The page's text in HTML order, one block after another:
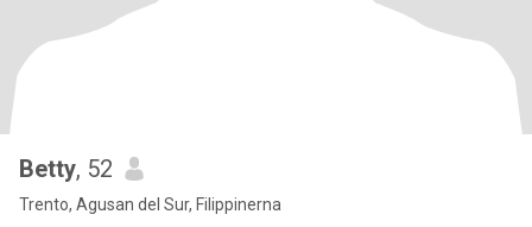
Betty, 52
Trento, Agusan del Sur, Filippinerna